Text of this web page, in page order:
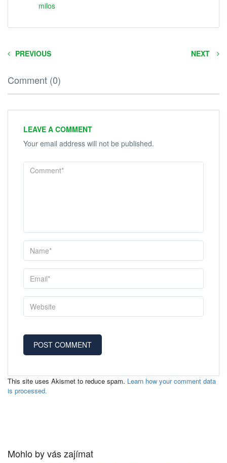
milos
PREVIOUS NEXT
Comment (0)
LEAVE A COMMENT
Your email address will not be published.
This site uses Akismet to reduce spam. Learn how your comment data
is processed.
Mohlo by vás zajímat